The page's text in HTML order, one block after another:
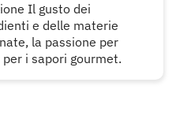
Il gusto dei
e delle materie
la passione per
i sapori gourmet.